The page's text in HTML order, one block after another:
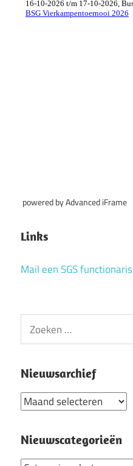
powered by Advanced iFrame
Links
Mail een SGS functionaris
Zoeken
naar:
Nieuwsarchief
Nieuwsarchief
Nieuwscategorieën